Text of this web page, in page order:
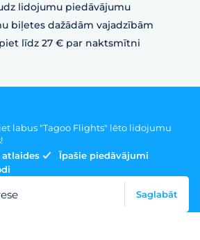
lidojumu piedāvājumu
biļetes dažādām vajadzībām
līdz 27 € par naktsmītni
labus "Tagoo Flights" lēto lidojumu
Īpašie piedāvājumi
Saglabāt